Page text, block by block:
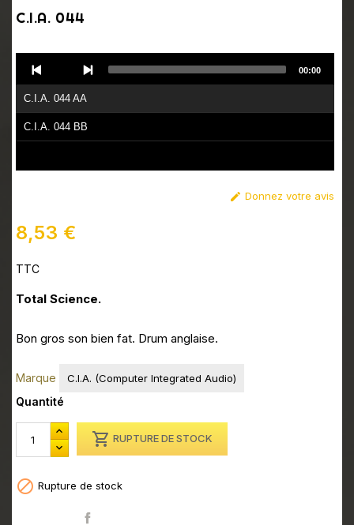
C.I.A. 044
Player
C.I.A. 044 AA
C.I.A. 044 BB
00:00
 Donnez votre avis
8,53 €
TTC
Total Science.
Bon gros son bien fat. Drum anglaise.
Marque C.I.A. (Computer Integrated Audio)
Quantité
 RUPTURE DE STOCK
 Rupture de stock